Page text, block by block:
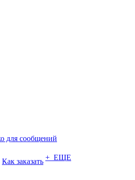
для сообщений
Как заказать + ЕЩЕ